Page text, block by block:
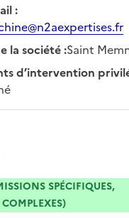
:
la société:Saint
d’intervention
SPÉCIFIQUES,